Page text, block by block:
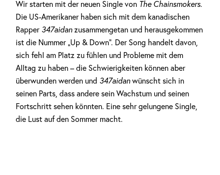
Wir starten mit der neuen Single von The Chainsmokers.
Die US-Amerikaner haben sich mit dem kanadischen
Rapper 347aidanzusammengetan und herausgekommen
ist die Nummer „Up & Down“. Der Song handelt davon,
sich fehl am Platz zu fühlen und Probleme mit dem
Alltag zu haben – die Schwierigkeiten können aber
überwunden werden und 347aidanwünscht sich in
seinen Parts, dass andere sein Wachstum und seinen
Fortschritt sehen könnten. Eine sehr gelungene Single,
die Lust auf den Sommer macht.